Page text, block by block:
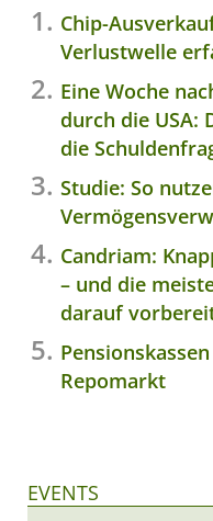
Chip-
Verlustwelle
Eine Woche
durch die USA:
die
Studie: So
Candriam:
– und die
darauf
Repomarkt
EVENTS